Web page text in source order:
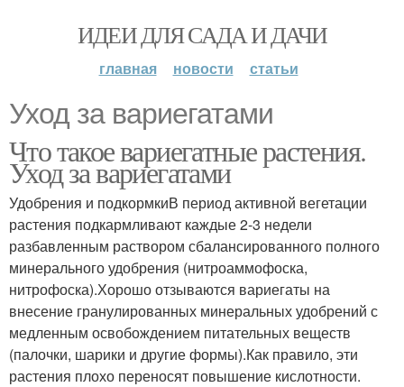
ИДЕИ ДЛЯ САДА И ДАЧИ
главная новости статьи
Уход за вариегатами
Что такое вариегатные растения.
Уход за вариегатами
Удобрения и подкормкиВ период активной вегетации
растения подкармливают каждые 2-3 недели
разбавленным раствором сбалансированного полного
минерального удобрения (нитроаммофоска,
нитрофоска).Хорошо отзываются вариегаты на
внесение гранулированных минеральных удобрений с
медленным освобождением питательных веществ
(палочки, шарики и другие формы).Как правило, эти
растения плохо переносят повышение кислотности.